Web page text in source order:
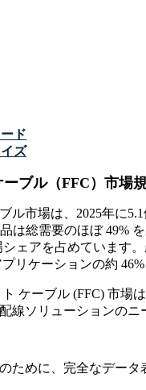
ド
ズ
ブル（FFC）市場
ル市場は、2025年に
は総需要のほぼ 49%
ェアを占めています
リケーションの約
ケーブル (FFC) 市場
線ソリューションの
ために、 完全なデータ